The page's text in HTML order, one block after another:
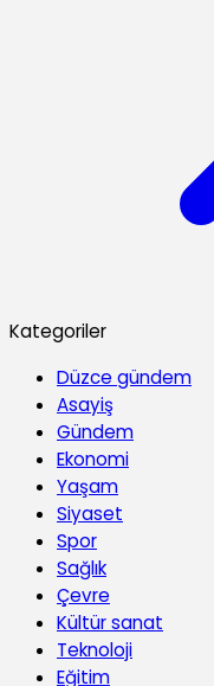
Kategoriler
Düzce gündem
Asayiş
Gündem
Ekonomi
Yaşam
Siyaset
Spor
Sağlık
Çevre
Kültür sanat
Teknoloji
Eğitim